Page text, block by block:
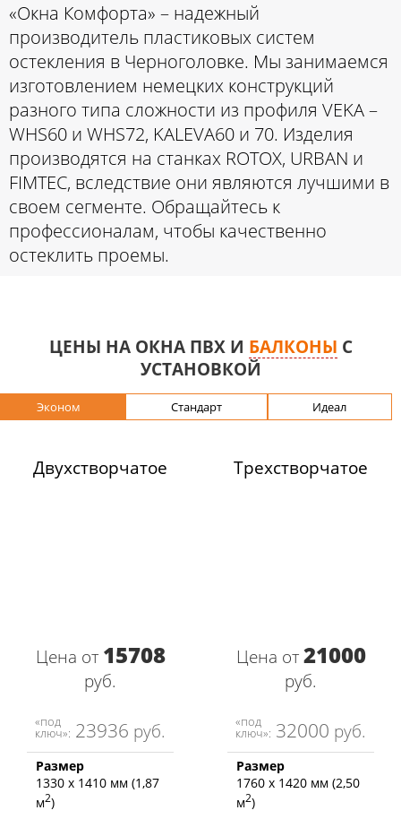
«Окна Комфорта» – надежный
производитель пластиковых систем
остекления в Черноголовке. Мы занимаемся
изготовлением немецких конструкций
разного типа сложности из профиля VEKA –
WHS60 и WHS72, KALEVA60 и 70. Изделия
производятся на станках ROTOX, URBAN и
FIMTEC, вследствие они являются лучшими в
своем сегменте. Обращайтесь к
профессионалам, чтобы качественно
остеклить проемы.
ЦЕНЫ НА ОКНА ПВХ И БАЛКОНЫ С
УСТАНОВКОЙ
Эконом Стандарт Идеал
Двухстворчатое
Цена от 15708
руб.
«под
ключ»: 23936 руб.
Размер
1330 х 1410 мм (1,87
м2)
Трехстворчатое
Цена от 21000
руб.
«под
ключ»: 32000 руб.
Размер
1760 х 1420 мм (2,50
м2)